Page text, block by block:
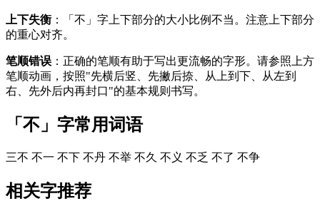
上下失衡 ：「不」字上下部分的大小比例不当。注意上下部分
的重心对齐。
笔顺错误 ：正确的笔顺有助于写出更流畅的字形。请参照上方
笔顺动画，按照"先横后竖、先撇后捺、从上到下、从左到
右、先外后内再封口"的基本规则书写。
「不」字常用词语
三不 不一 不下 不丹 不举 不久 不义 不乏 不了 不争
相关字推荐